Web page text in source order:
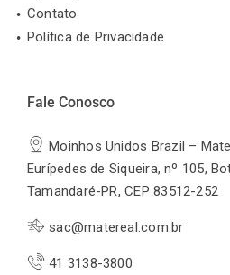
Contato
Política de Privacidade
Fale Conosco
Moinhos Unidos Brazil –
Eurípedes de Siqueira, nº 105,
Tamandaré-PR, CEP 83512-252
sac@matereal.com.br
41 3138-3800